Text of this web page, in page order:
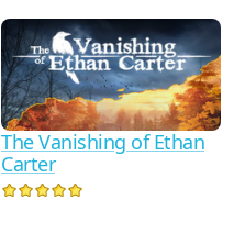
The Vanishing of Ethan
Carter